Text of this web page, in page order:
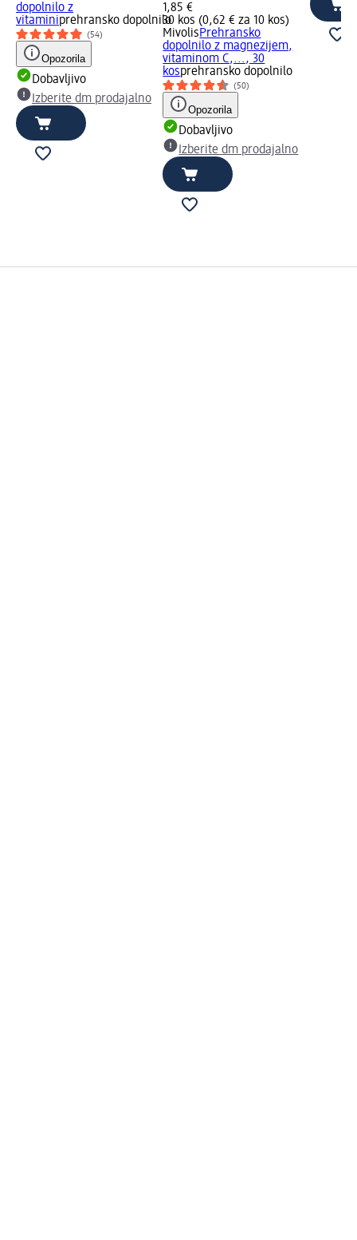
dopolnilo z
vitaminiprehransko dopolnilo
(54)
Opozorila
Dobavljivo
Izberite dm prodajalno
1,85 €
30 kos (0,62 € za 10 kos)
MivolisPrehransko
dopolnilo z magnezijem,
vitaminom C,..., 30
kosprehransko dopolnilo
(50)
Opozorila
Dobavljivo
Izberite dm prodajalno